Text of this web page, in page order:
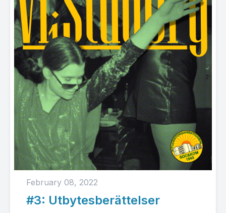
February 08, 2022
#3: Utbytesberättelser